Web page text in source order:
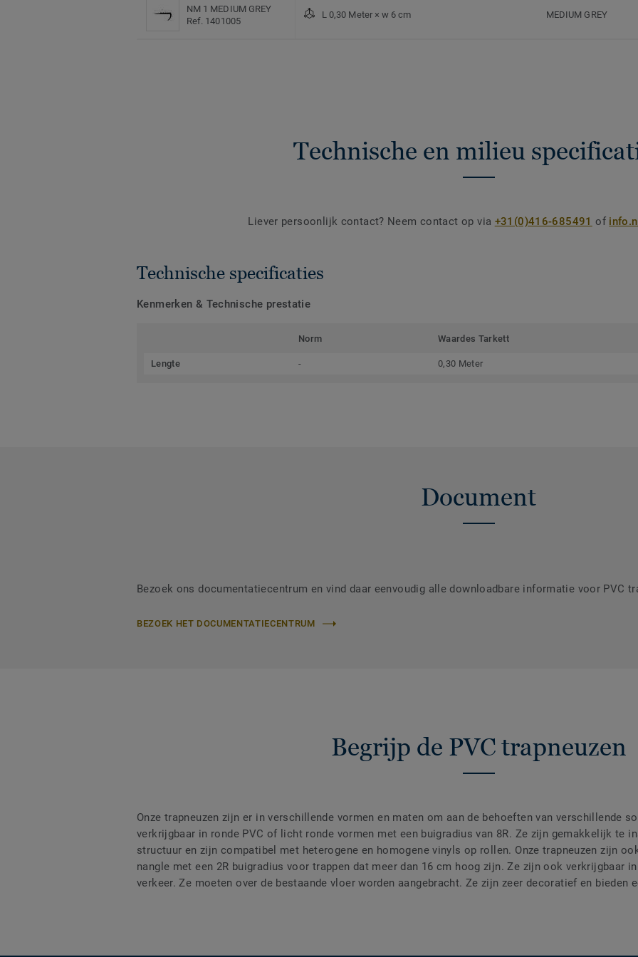
NM 1 MEDIUM GREY
Ref. 1401005
L 0,30 Meter × w 6 cm MEDIUM GREY
Technische en milieu
Liever persoonlijk contact? Neem contact op via +31(0)416-685491 of
Technische specificaties
Kenmerken & Technische prestatie
Norm Waardes Tarkett
Lengte - 0,30 Meter
Document
Bezoek ons documentatiecentrum en vind daar eenvoudig alle downloadbare informatie voor PVC
BEZOEK HET DOCUMENTATIECENTRUM
Begrijp de PVC trapneuzen
Onze trapneuzen zijn er in verschillende vormen en maten om aan de behoeften van verschillende
verkrijgbaar in ronde PVC of licht ronde vormen met een buigradius van 8R. Ze zijn gemakkelijk te
structuur en zijn compatibel met heterogene en homogene vinyls op rollen. Onze trapneuzen zijn
nangle met een 2R buigradius voor trappen dat meer dan 16 cm hoog zijn. Ze zijn ook verkrijgbaar
verkeer. Ze moeten over de bestaande vloer worden aangebracht. Ze zijn zeer decoratief en bieden